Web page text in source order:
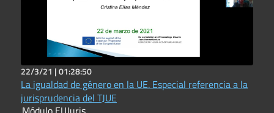
22/3/21 |01:28:50
La igualdad de género en la UE. Especial referencia a la
jurisprudencia del TJUE